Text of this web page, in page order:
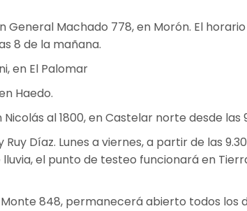
General Machado 778, en Morón. El
8 de la mañana.
en El Palomar
Haedo.
al 1800, en Castelar norte desde las
Díaz. Lunes a viernes, a partir de las
el punto de testeo funcionará en
848, permanecerá abierto todos los